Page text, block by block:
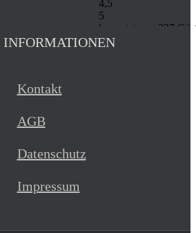
INFORMATIONEN
Kontakt
AGB
Datenschutz
Impressum